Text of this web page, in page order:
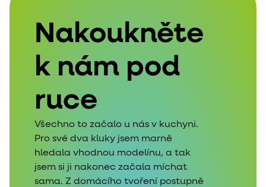
Nakoukněte
k nám pod
ruce
Všechno to začalo u nás v kuchyni.
Pro své dva kluky jsem marně
hledala vhodnou modelínu, a tak
jsem si ji nakonec začala míchat
sama. Z domácího tvoření postupně